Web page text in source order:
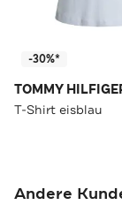
-30%*
TOMMY
T-Shirt eisblau
Andere